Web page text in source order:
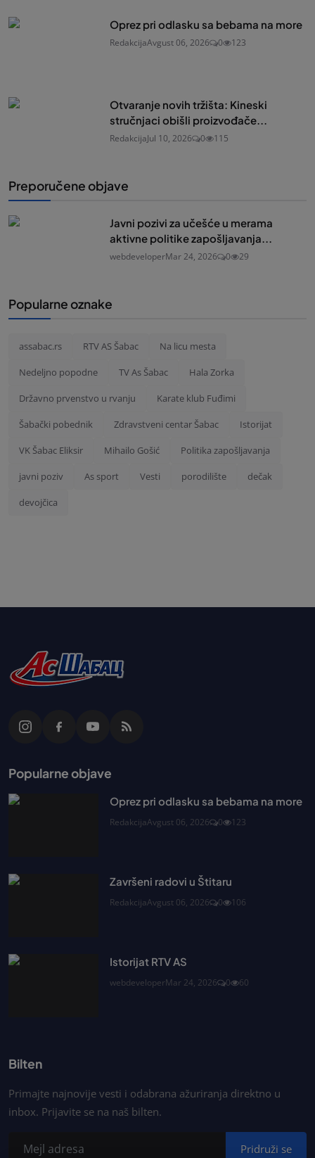
Oprez pri odlasku sa bebama na more
RedakcijaAvgust 06, 2026 0 123
Otvaranje novih tržišta: Kineski
stručnjaci obišli proizvođače...
RedakcijaJul 10, 2026 0 115
Preporučene objave
Javni pozivi za učešće u merama
aktivne politike zapošljavanja...
webdeveloperMar 24, 2026 0 29
Popularne oznake
assabac.rs RTV AS Šabac Na licu mesta
Nedeljno popodne TV As Šabac Hala Zorka
Državno prvenstvo u rvanju Karate klub Fuđimi
Šabački pobednik Zdravstveni centar Šabac Istorijat
VK Šabac Eliksir Mihailo Gošić Politika zapošljavanja
javni poziv As sport Vesti porodilište dečak
devojčica
Popularne objave
Oprez pri odlasku sa bebama na more
RedakcijaAvgust 06, 2026 0 123
Završeni radovi u Štitaru
RedakcijaAvgust 06, 2026 0 106
Istorijat RTV AS
webdeveloperMar 24, 2026 0 60
Bilten
Primajte najnovije vesti i odabrana ažuriranja direktno u
inbox. Prijavite se na naš bilten.
Pridruži se